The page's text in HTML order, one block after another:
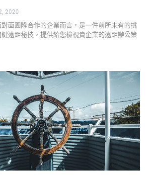
2020
面團隊合作的企業而言，是一件前所未有的挑
遠距秘技，提供給您檢視貴企業的遠距辦公策